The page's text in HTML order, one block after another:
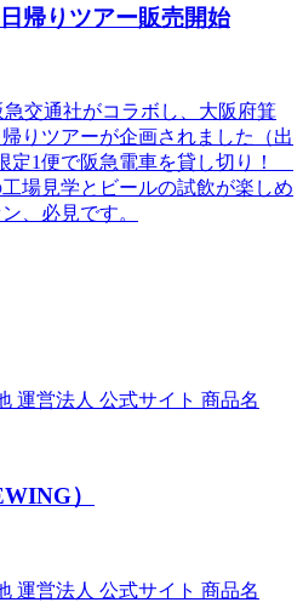
帰りツアー販売開始
交通社がコラボし、大阪府箕
りツアーが企画されました（出
定1便で阪急電車を貸し切り！
場見学とビールの試飲が楽しめ
、必見です。
運営法人 公式サイト 商品名
）
運営法人 公式サイト 商品名